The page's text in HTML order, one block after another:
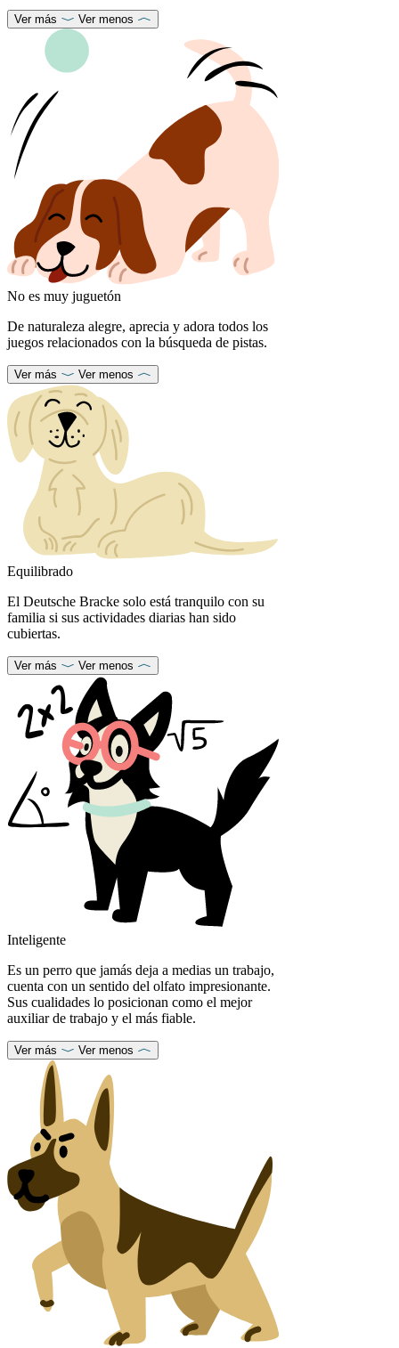
Ver más Ver menos
No es muy juguetón
De naturaleza alegre, aprecia y adora todos los
juegos relacionados con la búsqueda de pistas.
Ver más Ver menos
Equilibrado
El Deutsche Bracke solo está tranquilo con su
familia si sus actividades diarias han sido
cubiertas.
Ver más Ver menos
Inteligente
Es un perro que jamás deja a medias un trabajo,
cuenta con un sentido del olfato impresionante.
Sus cualidades lo posicionan como el mejor
auxiliar de trabajo y el más fiable.
Ver más Ver menos